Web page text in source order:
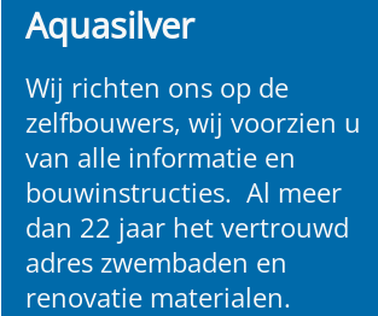
Aquasilver
Wij richten ons op de
zelfbouwers, wij voorzien u
van alle informatie en
bouwinstructies. Al meer
dan 22 jaar het vertrouwd
adres zwembaden en
renovatie materialen.